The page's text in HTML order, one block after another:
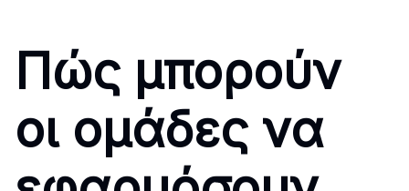
Πώς μπορούν
οι ομάδες να